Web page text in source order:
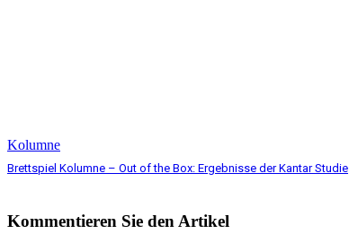
Kolumne
Brettspiel Kolumne – Out of the Box: Ergebnisse der Kantar Studie
Kommentieren Sie den Artikel